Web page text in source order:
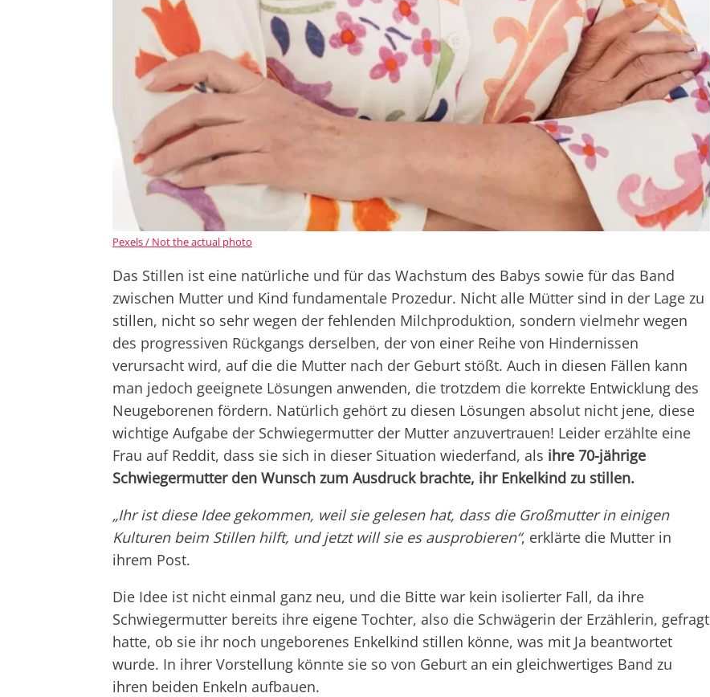
Pexels / Not the actual photo
Das Stillen ist eine natürliche und für das Wachstum des Babys sowie für das Band
zwischen Mutter und Kind fundamentale Prozedur. Nicht alle Mütter sind in der Lage zu
stillen, nicht so sehr wegen der fehlenden Milchproduktion, sondern vielmehr wegen
des progressiven Rückgangs derselben, der von einer Reihe von Hindernissen
verursacht wird, auf die die Mutter nach der Geburt stößt. Auch in diesen Fällen kann
man jedoch geeignete Lösungen anwenden, die trotzdem die korrekte Entwicklung des
Neugeborenen fördern. Natürlich gehört zu diesen Lösungen absolut nicht jene, diese
wichtige Aufgabe der Schwiegermutter der Mutter anzuvertrauen! Leider erzählte eine
Frau auf Reddit, dass sie sich in dieser Situation wiederfand, als ihre 70-jährige
Schwiegermutter den Wunsch zum Ausdruck brachte, ihr Enkelkind zu stillen.
„Ihr ist diese Idee gekommen, weil sie gelesen hat, dass die Großmutter in einigen
Kulturen beim Stillen hilft, und jetzt will sie es ausprobieren“, erklärte die Mutter in
ihrem Post.
Die Idee ist nicht einmal ganz neu, und die Bitte war kein isolierter Fall, da ihre
Schwiegermutter bereits ihre eigene Tochter, also die Schwägerin der Erzählerin, gefragt
hatte, ob sie ihr noch ungeborenes Enkelkind stillen könne, was mit Ja beantwortet
wurde. In ihrer Vorstellung könnte sie so von Geburt an ein gleichwertiges Band zu
ihren beiden Enkeln aufbauen.